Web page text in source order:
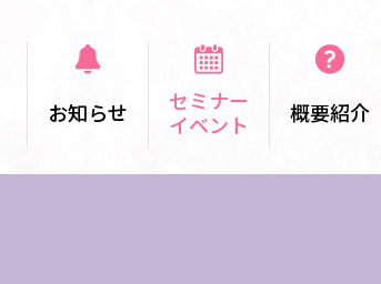
お知らせ
セミナー
イベント
概要紹介